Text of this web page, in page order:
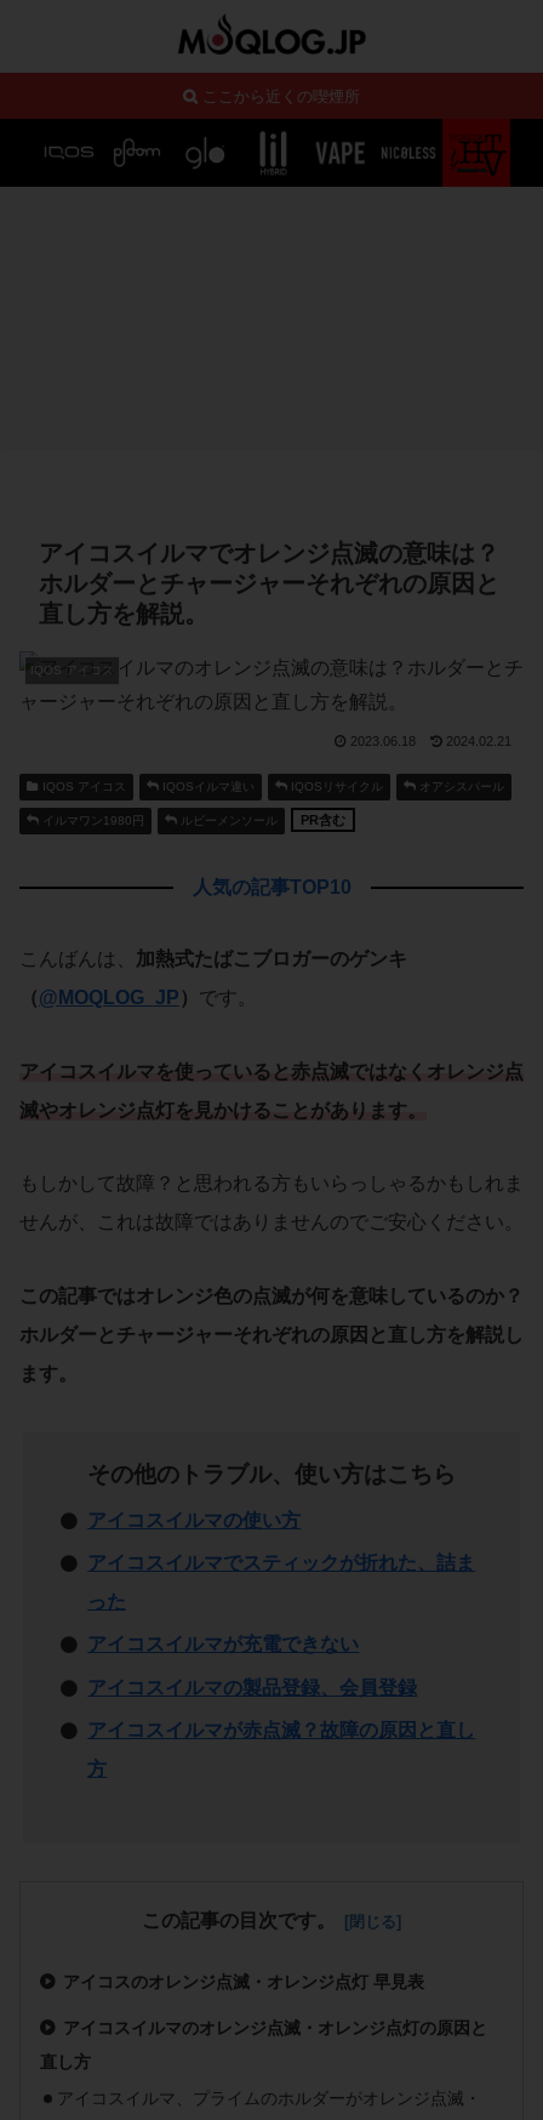
ここから近くの喫煙所
アイコスイルマでオレンジ点滅の意味は？
ホルダーとチャージャーそれぞれの原因と
直し方を解説。
IQOS アイコス
2023.06.18 2024.02.21
IQOS アイコス IQOSイルマ違い IQOSリサイクル オアシスパール
イルマワン1980円 ルビーメンソール PR含む
人気の記事TOP10
こんばんは、 加熱式たばこブロガーのゲンキ
（@MOQLOG_JP ） です。
アイコスイルマを使っていると赤点滅ではなく オレンジ点
滅やオレンジ点灯を見かけることがあります。
もしかして故障？と思われる方もいらっしゃるかもしれま
せんが、これは故障ではありませんのでご安心ください。
この記事ではオレンジ色の点滅が何を意味しているのか？
ホルダー と チャージャーそれぞれの原因 と 直し方を解説し
ます。
その他のトラブル、使い方はこちら
アイコスイルマの使い方
アイコスイルマでスティックが折れた、詰ま
った
アイコスイルマが充電できない
アイコスイルマの製品登録、会員登録
アイコスイルマが赤点滅？故障の原因と直し
方
この記事の目次です。
アイコスのオレンジ点滅・オレンジ点灯 早見表
アイコスイルマのオレンジ点滅・オレンジ点灯の原因と
直し方
アイコスイルマ、プライムのホルダーがオレンジ点滅・